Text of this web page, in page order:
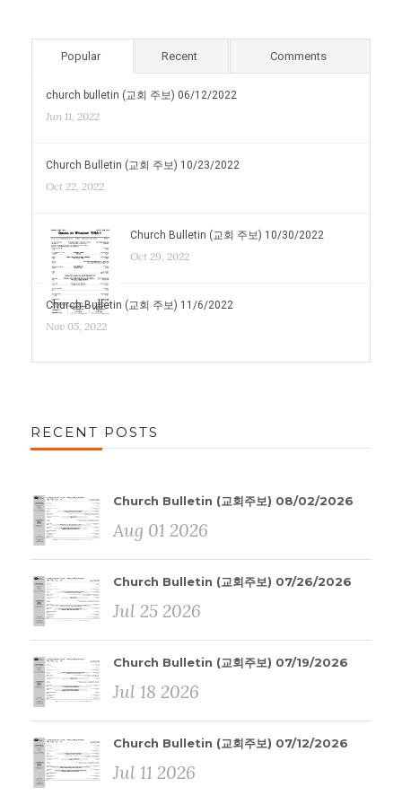
Popular Recent Comments
church bulletin (교회 주보) 06/12/2022
Jun 11, 2022
Church Bulletin (교회 주보) 10/23/2022
Oct 22, 2022
Church Bulletin (교회 주보) 10/30/2022
Oct 29, 2022
Church Bulletin (교회 주보) 11/6/2022
Nov 05, 2022
RECENT POSTS
Church Bulletin (교회주보) 08/02/2026
Aug 01 2026
Church Bulletin (교회주보) 07/26/2026
Jul 25 2026
Church Bulletin (교회주보) 07/19/2026
Jul 18 2026
Church Bulletin (교회주보) 07/12/2026
Jul 11 2026